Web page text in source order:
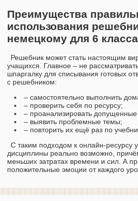
Преимущества
использования
немецкому для 6
Решебник может стать настоящим
учащихся. Главное – не
шпаргалку для списывания готовых
с решебником:
– самостоятельно выполнить
– проверить себя по ресурсу;
– проанализировать
– выявить проблемные темы;
– повторить их ещё раз по
С таким подходом к онлайн-ресурсу
дисциплины реально возможно,
меньших затратах времени и сил. А
положительные эмоции от каждого